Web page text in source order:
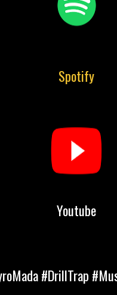
Spotify
Youtube
#DrillTrap